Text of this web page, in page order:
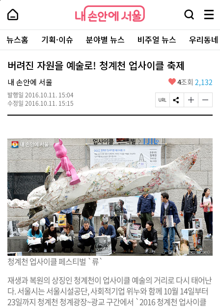
본
로
가
내
손
안
에
서
울
-
서
울
시
대
표
소
털
내
손
에
울
검
창
열
기
메
뉴
전
체
보
주
요
서
뉴스홈 기획·이슈 분야별 뉴스 비주얼 뉴스 우리동
버려진 자원을 예술로! 청계천 업사이클 축제
내 손안에 서울
발행일 2016.10.11. 15:04
수정일 2016.10.11. 15:15
좋
요
4조회 2,132
페
이
R
L
복
사
S
N
유
하
기
글
자
크
게
변
경
하
기
글
자
작
게
변
경
하
기
청계천 업사이클 페스티벌 `류`
재생과 복원의 상징인 청계천이 업사이클 예술의 거리로 다시 태어난
다. 서울시는 서울시설공단, 사회적기업 위누와 함께 10월 14일부터
23일까지 청계천 청계광장~광교 구간에서 `2016 청계천 업사이클
페
상
단
로